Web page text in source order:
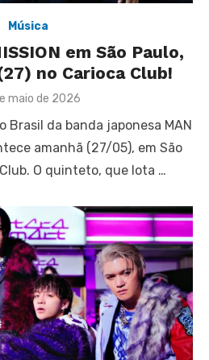
Música
em São Paulo,
no Carioca Club!
maio de 2026
Brasil da banda japonesa MAN
amanhã (27/05), em São
O quinteto, que lota …